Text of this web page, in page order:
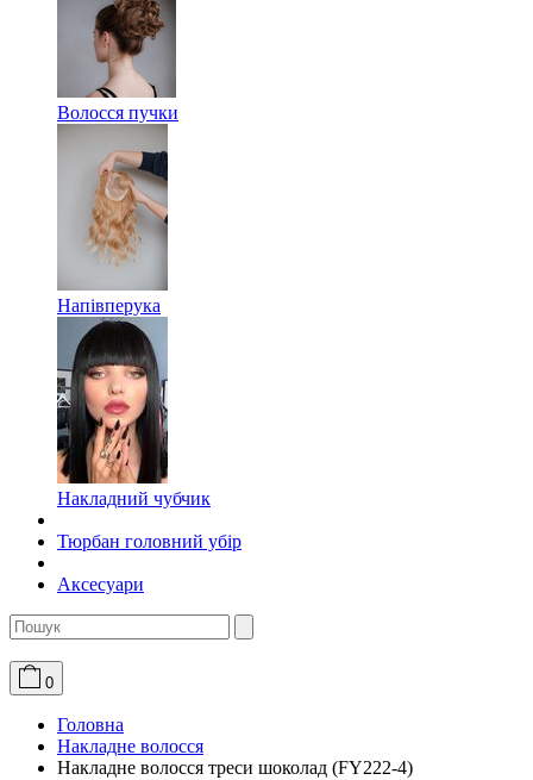
Волосся пучки
Напівперука
Накладний чубчик
Тюрбан головний убір
Аксесуари
0
Головна
Накладне волосся
Накладне волосся треси шоколад (FY222-4)